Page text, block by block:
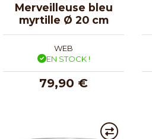
Merveilleuse bleu
myrtille Ø 20 cm
WEB
EN STOCK !
79,90 €